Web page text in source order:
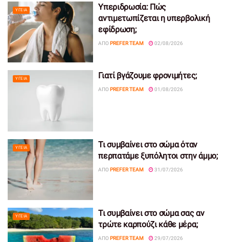
ΥΓΕΊΑ
Υπεριδρωσία: Πώς
αντιμετωπίζεται η υπερβολική
εφίδρωση;
ΑΠΌ PREFER TEAM 02/08/2026
ΥΓΕΊΑ Γιατί βγάζουμε φρονιμήτες;
ΑΠΌ PREFER TEAM 01/08/2026
ΥΓΕΊΑ
Τι συμβαίνει στο σώμα όταν
περπατάμε ξυπόλητοι στην άμμο;
ΑΠΌ PREFER TEAM 31/07/2026
ΥΓΕΊΑ
Τι συμβαίνει στο σώμα σας αν
τρώτε καρπούζι κάθε μέρα;
ΑΠΌ PREFER TEAM 29/07/2026